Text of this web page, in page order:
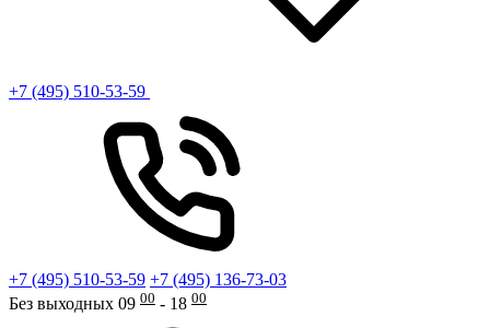
+7 (495) 510-53-59
+7 (495) 510-53-59 +7 (495) 136-73-03
Без выходных 09 00 - 18 00